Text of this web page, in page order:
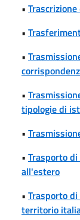
•
•
•
•
tipologie di
•
• Trasporto
all'estero
• Trasporto
territorio